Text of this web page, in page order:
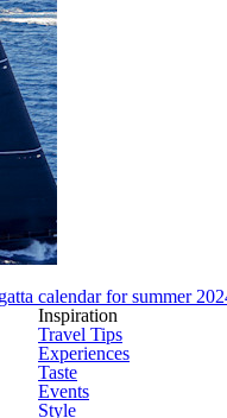
calendar for summer
Inspiration
Travel Tips
Experiences
Taste
Events
Style